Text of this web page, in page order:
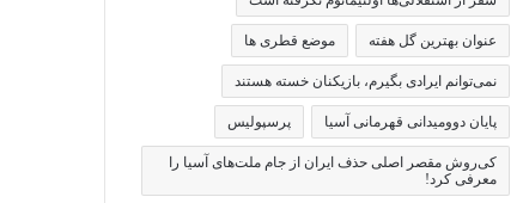
عنوان بهترین گل هفته موضع قطری ها
نمی‌توانم ایرادی بگیرم، بازیکنان خسته هستند
پایان دوومیدانی قهرمانی آسیا پرسپولیس
کی‌روش مقصر اصلی حذف ایران از جام ملت‌های آسیا را
معرفی کرد!